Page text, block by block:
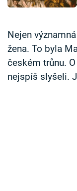
Nejen
žena. To byla
českém trůnu.
nejspíš slyšeli.